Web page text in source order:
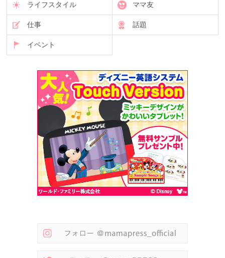
ライフスタイル ママ友
仕事 話題
イベント